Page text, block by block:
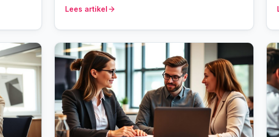
leggen de vijf fases uit, met praktijkvoorbeelden en
Lees artikel